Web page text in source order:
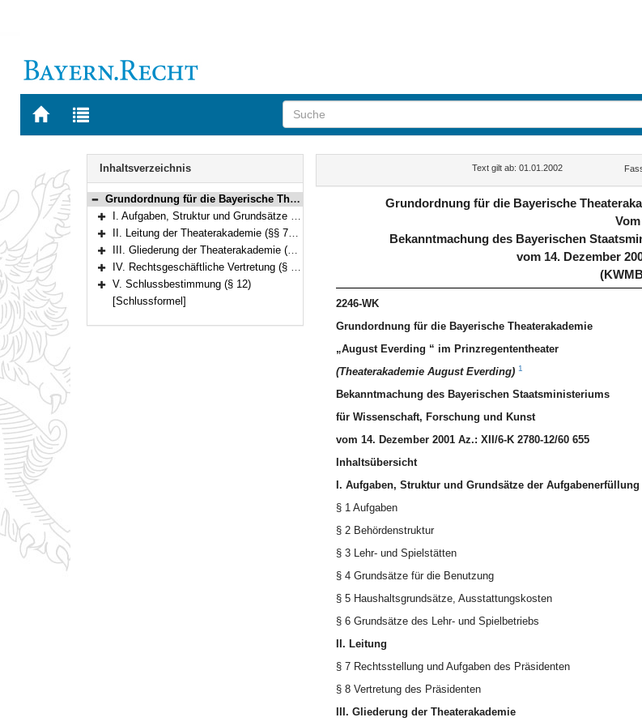
Zur
BAYERN.RECHT
Zur
letzten
Navigation
Inhaltsverzeichnis
Bereich reduzieren
Grundordnung für die Bayerische Theaterakademie „August Everding “ im Prinzregententheater Vom 14.12.2001 Bekanntmachung des Bayerischen Staatsministeriums für Wissenschaft, Forschung und Kunst vom 14. Dezember 2001, Az. XII/6-K 2780-12/60 655 (KWMBl. 2002I S. 55) (§§ 1–12)
Bereich erweitern
I. Aufgaben, Struktur und Grundsätze der Aufgabenerfüllung (§§ 1–6)
Bereich erweitern
II. Leitung der Theaterakademie (§§ 7–8)
Bereich erweitern
III. Gliederung der Theaterakademie (§§ 9–10)
Bereich erweitern
IV. Rechtsgeschäftliche Vertretung (§ 11)
Bereich erweitern
V. Schlussbestimmung (§ 12)
[Schlussformel]
Text gilt ab: 01.01.2002
Grundordnung für die Bayerische
Vom
Bekanntmachung des Bayerischen
vom 14. Dezember
2246-WK
Grundordnung für die Bayerische Theaterakademie
„August Everding “ im Prinzregententheater
(Theaterakademie August Everding) 1
Bekanntmachung des Bayerischen Staatsministeriums
für Wissenschaft, Forschung und Kunst
vom 14. Dezember 2001 Az.: XII/6-K 2780-12/60 655
Inhaltsübersicht
I. Aufgaben, Struktur und Grundsätze der Aufgabenerfüllung
§ 1 Aufgaben
§ 2 Behördenstruktur
§ 3 Lehr- und Spielstätten
§ 4 Grundsätze für die Benutzung
§ 5 Haushaltsgrundsätze, Ausstattungskosten
§ 6 Grundsätze des Lehr- und Spielbetriebs
II. Leitung
§ 7 Rechtsstellung und Aufgaben des Präsidenten
§ 8 Vertretung des Präsidenten
III. Gliederung der Theaterakademie